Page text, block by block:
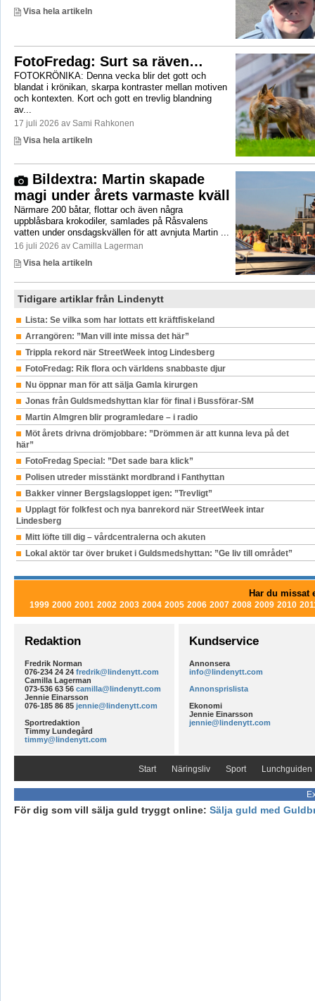
Visa hela artikeln
FotoFredag: Surt sa räven…
FOTOKRÖNIKA: Denna vecka blir det gott och
blandat i krönikan, skarpa kontraster mellan motiven
och kontexten. Kort och gott en trevlig blandning
av...
17 juli 2026 av Sami Rahkonen
Visa hela artikeln
Bildextra: Martin skapade
magi under årets varmaste kväll
Närmare 200 båtar, flottar och även några
uppblåsbara krokodiler, samlades på Råsvalens
vatten under onsdagskvällen för att avnjuta Martin ...
16 juli 2026 av Camilla Lagerman
Visa hela artikeln
Tidigare artiklar från Lindenytt
Lista: Se vilka som har lottats ett kräftfiskeland
Arrangören: ”Man vill inte missa det här”
Trippla rekord när StreetWeek intog Lindesberg
FotoFredag: Rik flora och världens snabbaste djur
Nu öppnar man för att sälja Gamla kirurgen
Jonas från Guldsmedshyttan klar för final i Bussförar-SM
Martin Almgren blir programledare – i radio
Möt årets drivna drömjobbare: ”Drömmen är att kunna leva på det
här”
FotoFredag Special: ”Det sade bara klick”
Polisen utreder misstänkt mordbrand i Fanthyttan
Bakker vinner Bergslagsloppet igen: ”Trevligt”
Upplagt för folkfest och nya banrekord när StreetWeek intar
Lindesberg
Mitt löfte till dig – vårdcentralerna och akuten
Lokal aktör tar över bruket i Guldsmedshyttan: ”Ge liv till området”
Har du missat
1999 2000 2001 2002 2003 2004 2005 2006 2007 2008 2009 2010
Redaktion
Fredrik Norman
076-234 24 24 fredrik@lindenytt.com
Camilla Lagerman
073-536 63 56 camilla@lindenytt.com
Jennie Einarsson
076-185 86 85 jennie@lindenytt.com
Sportredaktion
Timmy Lundegård
timmy@lindenytt.com
Kundservice
Annonsera
info@lindenytt.com
Annonsprislista
Ekonomi
Jennie Einarsson
jennie@lindenytt.com
Start Näringsliv Sport Lunchguiden
För dig som vill sälja guld tryggt online: Sälja guld med